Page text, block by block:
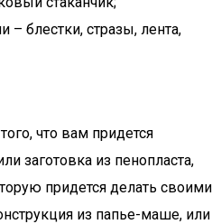
блестки, стразы, лента,
что вам придется
заготовка из пенопласта,
придется делать своими
из папье-маше, или